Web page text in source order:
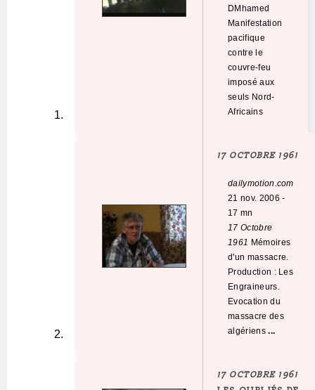
DMhamed
Manifestation
pacifique
contre le
couvre-feu
imposé aux
seuls Nord-
Africains
17 OCTOBRE 1961
dailymotion.com
21 nov. 2006 -
17 mn
17 Octobre
1961 Mémoires
d'un massacre.
Production : Les
Engraineurs.
Evocation du
massacre des
algériens...
17 OCTOBRE 1961